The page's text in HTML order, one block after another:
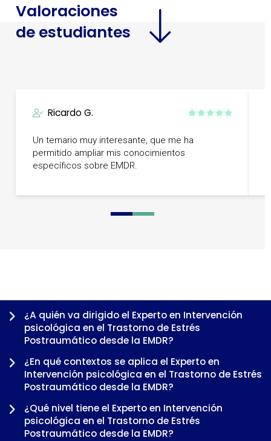
Valoraciones
de estudiantes
Ricardo G.
Un temario muy interesante, que me ha
permitido ampliar mis conocimientos
específicos sobre EMDR.
0 1 2 3
¿A quién va dirigido el Experto en Intervención
psicológica en el Trastorno de Estrés
Postraumático desde la EMDR?
¿En qué contextos se aplica el Experto en
Intervención psicológica en el Trastorno de Estrés
Postraumático desde la EMDR?
¿Qué nivel tiene el Experto en Intervención
psicológica en el Trastorno de Estrés
Postraumático desde la EMDR?